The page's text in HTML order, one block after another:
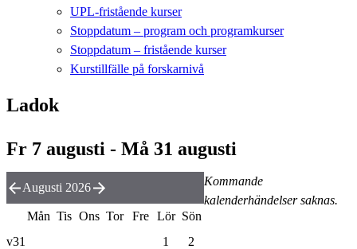
UPL-fristående kurser
Stoppdatum – program och programkurser
Stoppdatum – fristående kurser
Kurstillfälle på forskarnivå
Ladok
Fr 7 augusti - Må 31 augusti
Kommande
kalenderhändelser saknas.
Augusti 2026
Mån Tis Ons Tor Fre Lör Sön
v31
1
2